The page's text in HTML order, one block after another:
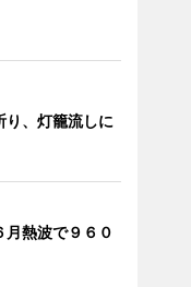
り、灯籠流しに
月熱波で９６０